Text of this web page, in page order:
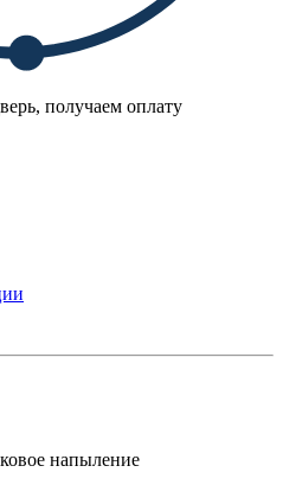
получаем оплату
напыление